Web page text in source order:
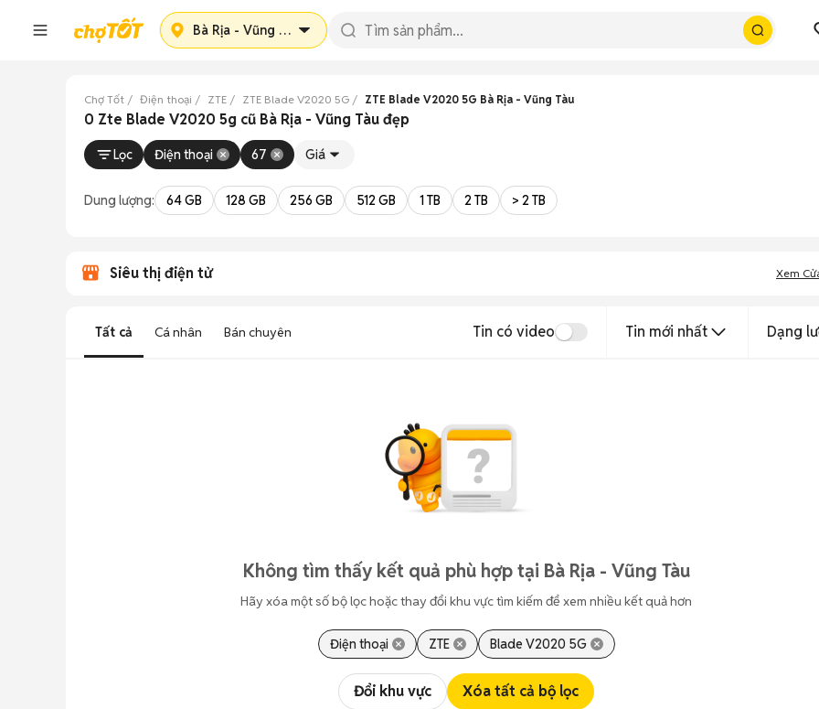
Bà Rịa - Vũng Tàu
Chợ Tốt Điện thoại ZTE ZTE Blade V2020 5G ZTE Blade V2020 5G Bà Rịa - Vũng Tàu
0 Zte Blade V2020 5g cũ Bà Rịa - Vũng Tàu đẹp
Lọc Điện thoại 67 Giá
Dung lượng: 64 GB 128 GB 256 GB 512 GB 1 TB 2 TB > 2 TB
Siêu thị điện tử Xem
Tất cả Cá nhân Bán chuyên Tin có video Tin mới nhất Dạng
Không tìm thấy kết quả phù hợp tại Bà Rịa - Vũng Tàu
Hãy xóa một số bộ lọc hoặc thay đổi khu vực tìm kiếm để xem nhiều kết quả hơn
Điện thoại ZTE Blade V2020 5G
Đổi khu vực Xóa tất cả bộ lọc